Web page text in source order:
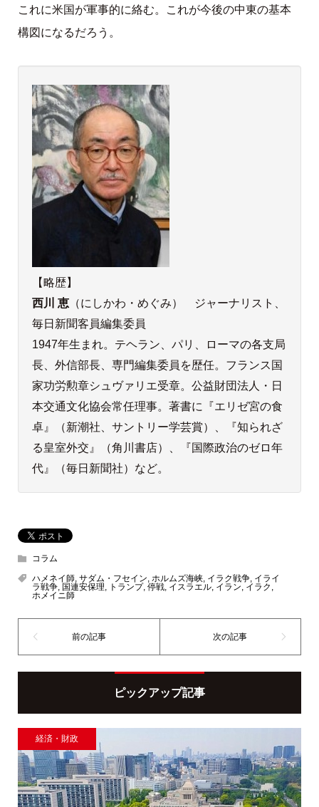
これに米国が軍事的に絡む。これが今後の中東の基本
構図になるだろう。
【略歴】
西川 恵（にしかわ・めぐみ） ジャーナリスト、
毎日新聞客員編集委員
1947年生まれ。テヘラン、パリ、ローマの各支局
長、外信部長、専門編集委員を歴任。フランス国
家功労勲章シュヴァリエ受章。公益財団法人・日
本交通文化協会常任理事。著書に『エリゼ宮の食
卓』（新潮社、サントリー学芸賞）、『知られざ
る皇室外交』（角川書店）、『国際政治のゼロ年
代』（毎日新聞社）など。
コラム
ハメネイ師, サダム・フセイン, ホルムズ海峡, イラク戦争, イライ
ラ戦争, 国連安保理, トランプ, 停戦, イスラエル, イラン, イラク ,
ホメイニ師
ピックアップ記事
経済・財政